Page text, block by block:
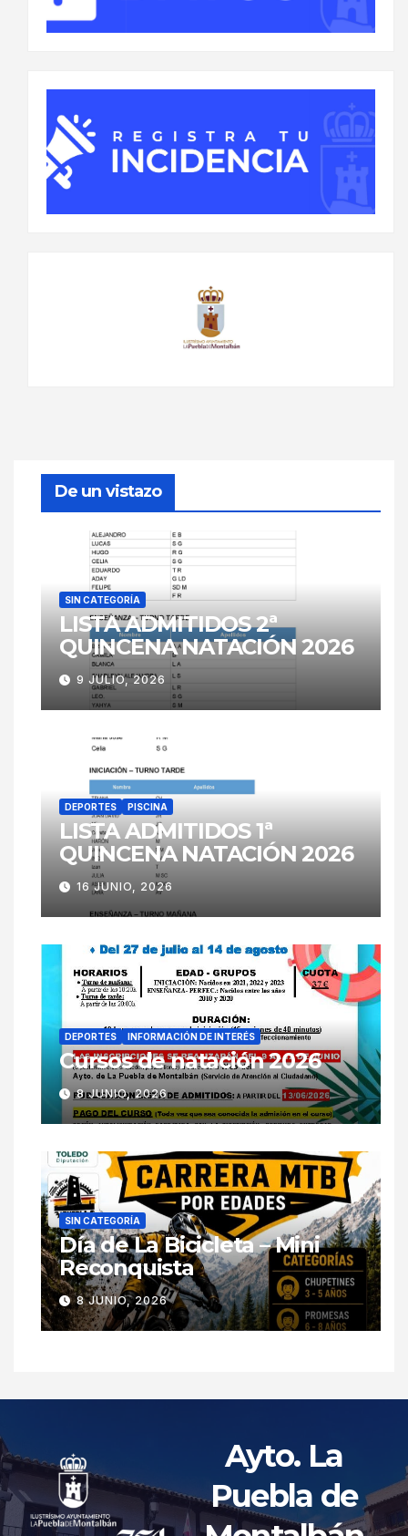
De un vistazo
SIN CATEGORÍA
LISTA ADMITIDOS 2ª
QUINCENA NATACIÓN 2026
9 JULIO, 2026
DEPORTES PISCINA
LISTA ADMITIDOS 1ª
QUINCENA NATACIÓN 2026
16 JUNIO, 2026
DEPORTES INFORMACIÓN DE INTERÉS
Cursos de natación 2026
8 JUNIO, 2026
SIN CATEGORÍA
Día de La Bicicleta – Mini
Reconquista
8 JUNIO, 2026
Ayto. La
Puebla de